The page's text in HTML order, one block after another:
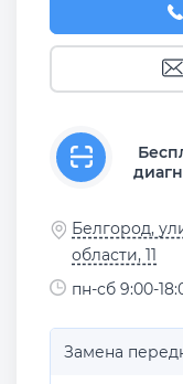
Белгород,
области, 11
пн-сб 9:00-
Замена